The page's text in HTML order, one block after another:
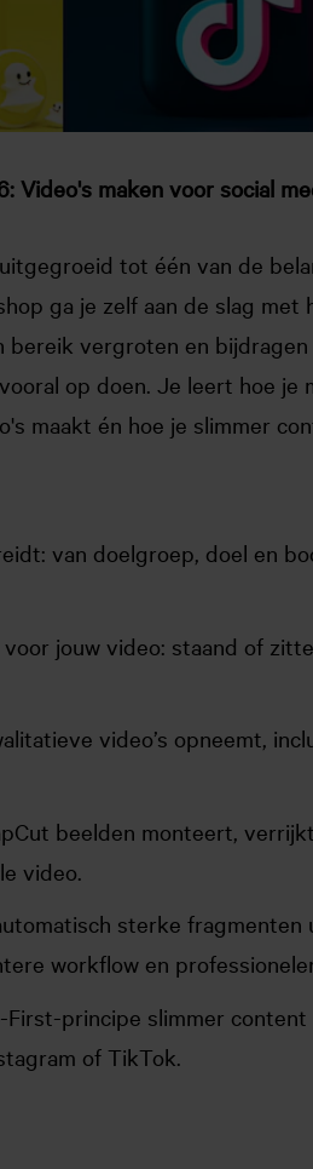
Video's maken voor social
tot één van de
ga je zelf aan de slag
bereik vergroten en
op doen. Je leert hoe
maakt én hoe je slimmer
van doelgroep, doel en
jouw video: staand of
video’s opneemt,
beelden monteert,
video.
sterke
workflow en
principe slimmer content
of TikTok.